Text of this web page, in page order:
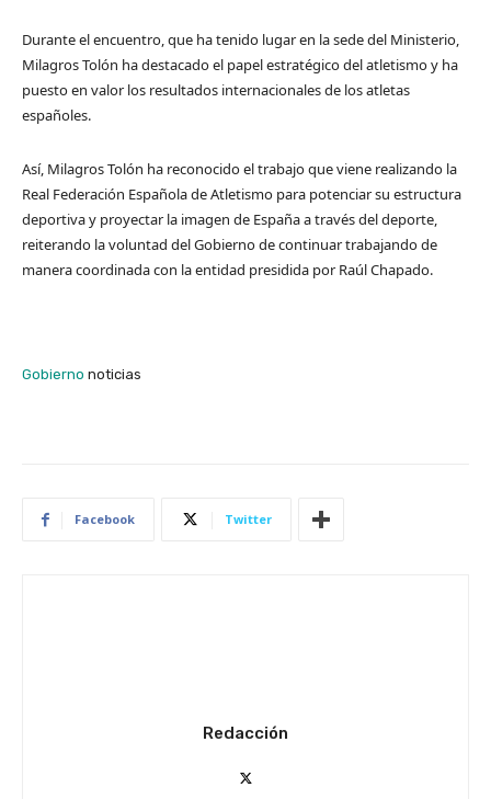
Durante el encuentro, que ha tenido lugar en la sede del Ministerio,
Milagros Tolón ha destacado el papel estratégico del atletismo y ha
puesto en valor los resultados internacionales de los atletas
españoles.
Así, Milagros Tolón ha reconocido el trabajo que viene realizando la
Real Federación Española de Atletismo para potenciar su estructura
deportiva y proyectar la imagen de España a través del deporte,
reiterando la voluntad del Gobierno de continuar trabajando de
manera coordinada con la entidad presidida por Raúl Chapado.
Gobierno noticias
Facebook Twitter
Redacción